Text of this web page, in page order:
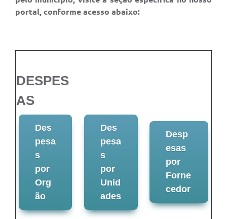
portal, conforme acesso abaixo:
DESPES
AS
Des
pesa
s
por
Org
ão
Des
pesa
s
por
Unid
ades
Desp
esas
por
Forne
cedor